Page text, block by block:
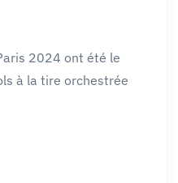
2024 ont été le
à la tire orchestrée